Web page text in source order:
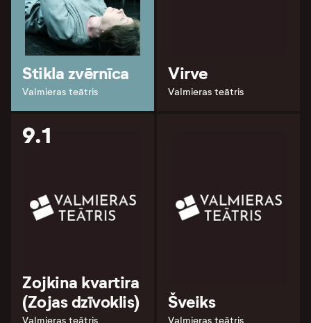
Stikla zvērnīca
Valmieras teātris
Virve
Valmieras teātris
9.1
Zojkina kvartira
(Zojas dzīvoklis)
Valmieras teātris
Šveiks
Valmieras teātris